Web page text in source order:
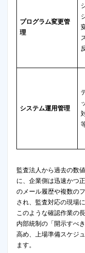
プログラム変更管
理
システム運用管理
監査法人から過去の数
に、企業側は迅速かつ
のメール履歴や複数の
され、監査対応の現場
このような確認作業の
内部統制の「開示すべ
高め、上場準備スケジ
ます。